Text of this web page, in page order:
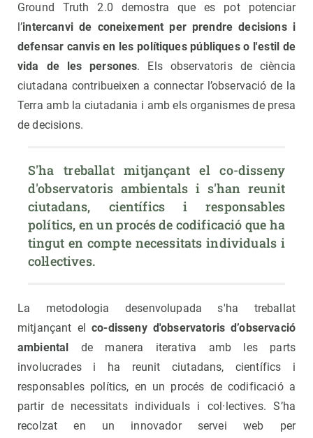
Ground Truth 2.0 demostra que es pot potenciar
l’intercanvi de coneixement per prendre decisions i
defensar canvis en les polítiques públiques o l'estil de
vida de les persones. Els observatoris de ciència
ciutadana contribueixen a connectar l’observació de la
Terra amb la ciutadania i amb els organismes de presa
de decisions.
S'ha treballat mitjançant el co-disseny
d'observatoris ambientals i s'han reunit
ciutadans, científics i responsables
polítics, en un procés de codificació que ha
tingut en compte necessitats individuals i
col·lectives.
La metodologia desenvolupada s'ha treballat
mitjançant elco-disseny d'observatoris d’observació
ambiental
de manera iterativa amb les parts
involucrades i ha reunit ciutadans, científics i
responsables polítics, en un procés de codificació a
partir de necessitats individuals i col·lectives. S’ha
recolzat en un innovador servei web per